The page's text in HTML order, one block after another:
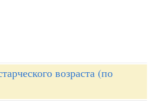
возраста (по